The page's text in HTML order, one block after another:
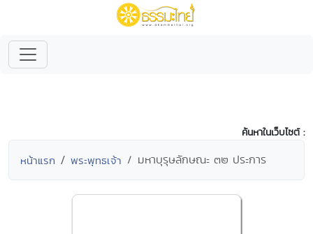
ค้นหาในเว็บไซต์ :
หน้าแรก พระพุทธเจ้า มหาบุรุษลักษณะ ๓๒ ประการ